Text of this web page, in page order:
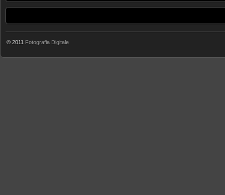
© 2011 Fotografia Digitale